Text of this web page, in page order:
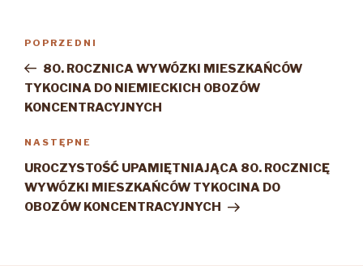
Poprzedni
wpis
POPRZEDNI
80. ROCZNICA WYWÓZKI MIESZKAŃCÓW
TYKOCINA DO NIEMIECKICH OBOZÓW
KONCENTRACYJNYCH
Następny
wpis
NASTĘPNE
UROCZYSTOŚĆ UPAMIĘTNIAJĄCA 80. ROCZNICĘ
WYWÓZKI MIESZKAŃCÓW TYKOCINA DO
OBOZÓW KONCENTRACYJNYCH